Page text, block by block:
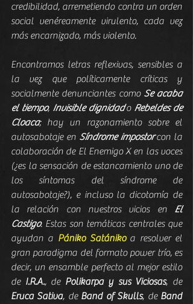
credibilidad, arremetiendo contra un orden
social venéreamente virulento, cada vez
más encarnizado, más violento.
Encontramos letras reflexivas, sensibles a
la vez que políticamente críticas y
socialmente denunciantes como Se acaba
el tiempo, Invisible dignidad o Rebeldes de
Cloaca; hay un razonamiento sobre el
autosabotaje en Síndrome impostor con la
colaboración de El Enemigo X en las voces
(¿es la sensación de estancamiento uno de
los síntomas del síndrome de
autosabotaje?), e incluso la dicotomía de
la relación con nuestros vicios en El
Castigo. Estas son temáticas centrales que
ayudan a Pániko Satániko a resolver el
gran paradigma del formato power trío, es
decir, un ensamble perfecto al mejor estilo
de I.R.A., de Polikarpa y sus Viciosas
, de
Eruca Sativa, de Band of Skulls, de Band